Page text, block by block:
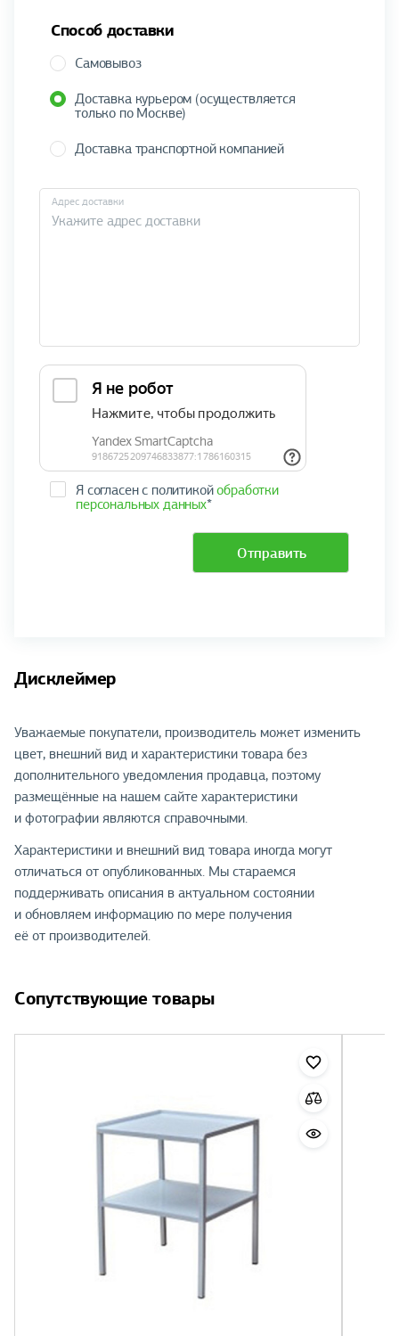
Способ доставки
Самовывоз
Доставка курьером (осуществляется
только по Москве)
Доставка транспортной компанией
Адрес доставки
Я согласен с политикойобработки
персональных данных*
Отправить
Дисклеймер
Уважаемые покупатели, производитель может изменить
цвет, внешний вид и характеристики товара без
дополнительного уведомления продавца, поэтому
размещённые на нашем сайте характеристики
и фотографии являются справочными.
Характеристики и внешний вид товара иногда могут
отличаться от опубликованных. Мы стараемся
поддерживать описания в актуальном состоянии
и обновляем информацию по мере получения
её от производителей.
Сопутствующие товары